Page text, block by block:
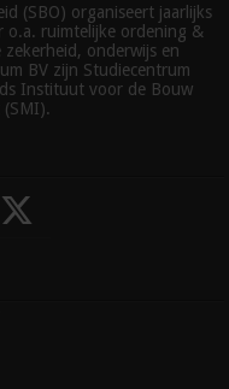
(SBO) organiseert jaarlijks
o.a. ruimtelijke ordening &
onderwijs en
BV zijn Studiecentrum
Instituut voor de Bouw
(SMI).